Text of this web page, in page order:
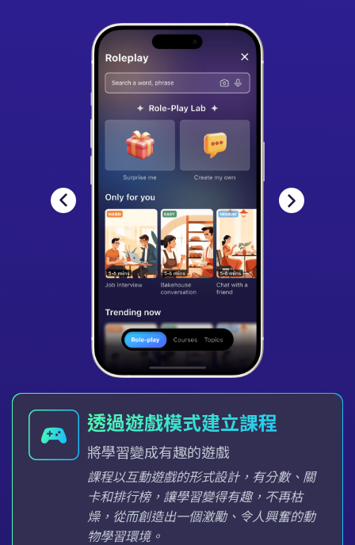
透過遊戲模式建立課程
將學習變成有趣的遊戲
課程以互動遊戲的形式設計，有分數、關
卡和排行榜，讓學習變得有趣，不再枯
燥，從而創造出一個激勵、令人興奮的動
物學習環境。